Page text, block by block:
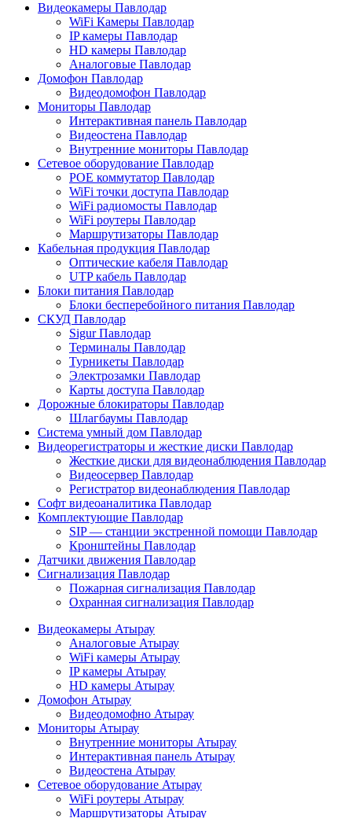
Видеокамеры Павлодар
WiFi Камеры Павлодар
IP камеры Павлодар
HD камеры Павлодар
Аналоговые Павлодар
Домофон Павлодар
Видеодомофон Павлодар
Мониторы Павлодар
Интерактивная панель Павлодар
Видеостена Павлодар
Внутренние мониторы Павлодар
Сетевое оборудование Павлодар
POE коммутатор Павлодар
WiFi точки доступа Павлодар
WiFi радиомосты Павлодар
WiFi роутеры Павлодар
Маршрутизаторы Павлодар
Кабельная продукция Павлодар
Оптические кабеля Павлодар
UTP кабель Павлодар
Блоки питания Павлодар
Блоки бесперебойного питания Павлодар
СКУД Павлодар
Sigur Павлодар
Терминалы Павлодар
Турникеты Павлодар
Электрозамки Павлодар
Карты доступа Павлодар
Дорожные блокираторы Павлодар
Шлагбаумы Павлодар
Система умный дом Павлодар
Видеорегистраторы и жесткие диски Павлодар
Жесткие диски для видеонаблюдения Павлодар
Видеосервер Павлодар
Регистратор видеонаблюдения Павлодар
Софт видеоаналитика Павлодар
Комплектующие Павлодар
SIP — станции экстренной помощи Павлодар
Кронштейны Павлодар
Датчики движения Павлодар
Сигнализация Павлодар
Пожарная сигнализация Павлодар
Охранная сигнализация Павлодар
Видеокамеры Атырау
Аналоговые Атырау
WiFi камеры Атырау
IP камеры Атырау
HD камеры Атырау
Домофон Атырау
Видеодомофно Атырау
Мониторы Атырау
Внутренние мониторы Атырау
Интерактивная панель Атырау
Видеостена Атырау
Сетевое оборудование Атырау
WiFi роутеры Атырау
Маршрутизаторы Атырау